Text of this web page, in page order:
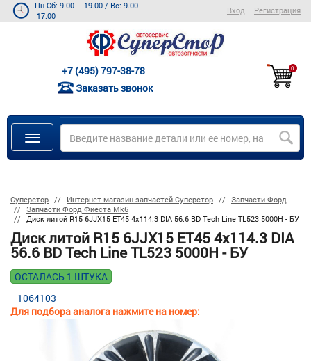
Пн-Сб: 9.00 – 19.00 / Вс: 9.00 –
17.00
Вход Регистрация
+7 (495) 797-38-78
Заказать звонок
0
Суперстор Интернет магазин запчастей Суперстор
Запчасти Форд
Запчасти Форд Фиеста Mk6
Диск литой R15 6JJX15 ET45 4x114.3 DIA 56.6 BD Tech Line TL523 5000H - БУ
Диск литой R15 6JJX15 ET45 4x114.3 DIA
56.6 BD Tech Line TL523 5000H - БУ
ОСТАЛАСЬ 1 ШТУКА
Для подбора аналога нажмите на номер:
1064103